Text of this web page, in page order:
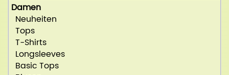
Damen
Neuheiten
Tops
T-Shirts
Longsleeves
Basic Tops